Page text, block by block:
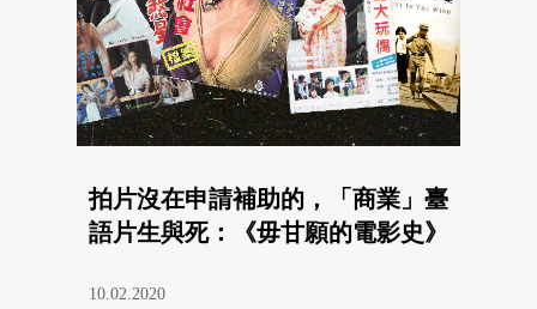
拍片沒在申請補助的，「商業」臺
語片生與死：《毋甘願的電影史》
10.02.2020